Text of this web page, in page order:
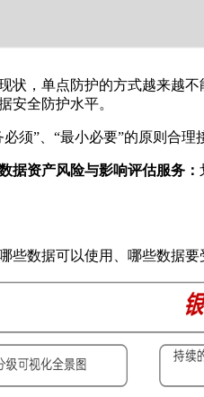
状，单点防护的方式越来越
安全防护水平。
须”、“最小必要”的原则合
据资产风险与影响评估服务：
些数据可以使用、哪些数据